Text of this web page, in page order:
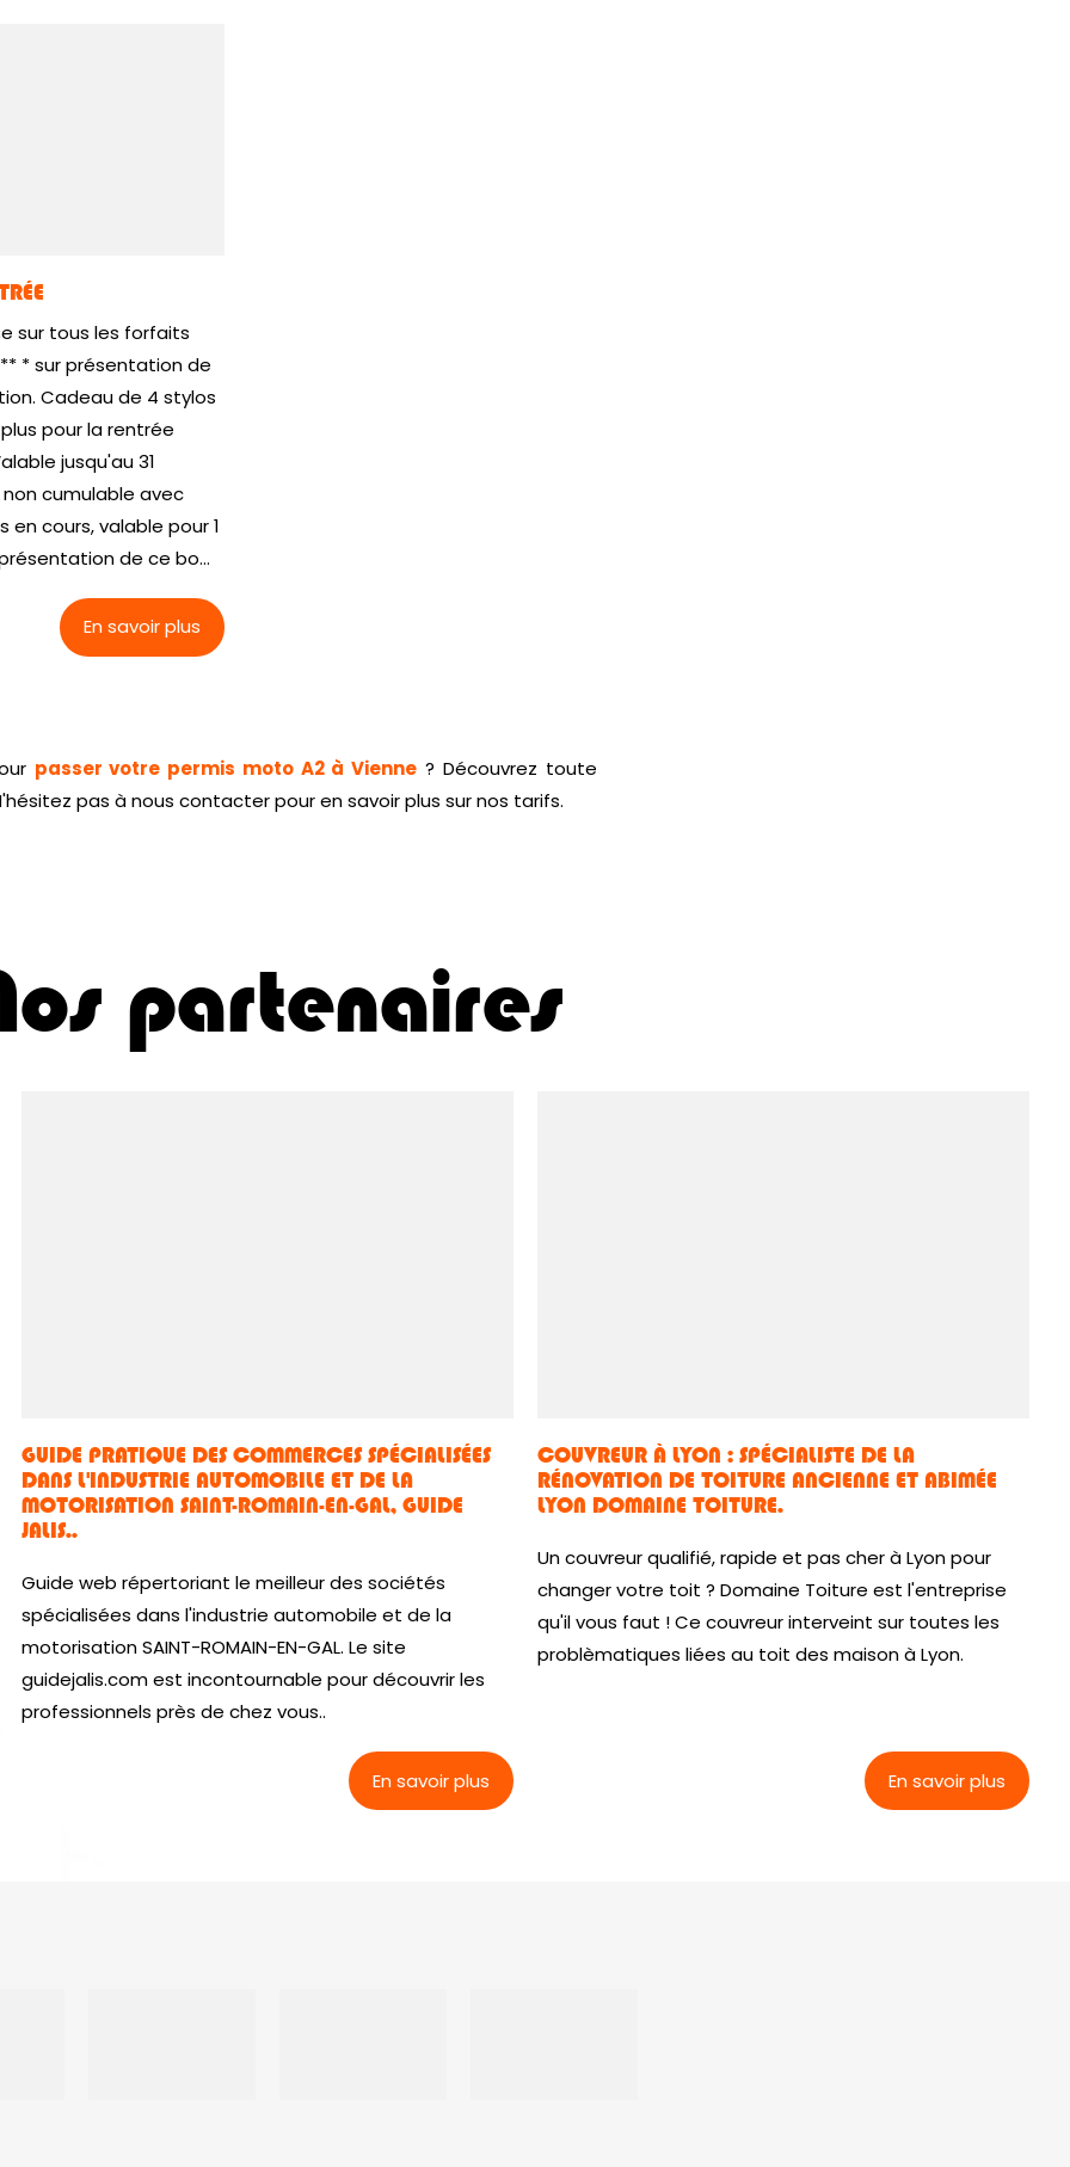
sur tous les forfaits
* sur présentation de
Cadeau de 4 stylos
pour la rentrée
jusqu'au 31
cumulable avec
en cours, valable pour 1
de ce bo...
En savoir plus
passer votre permis moto A2 à Vienne ? Découvrez toute
pas à nous contacter pour en savoir plus sur nos tarifs.
partenaires
GUIDE PRATIQUE DES COMMERCES SPÉCIALISÉES
DANS L'INDUSTRIE AUTOMOBILE ET DE LA
MOTORISATION SAINT-ROMAIN-EN-GAL, GUIDE
JALIS..
Guide web répertoriant le meilleur des sociétés
spécialisées dans l'industrie automobile et de la
motorisation SAINT-ROMAIN-EN-GAL. Le site
guidejalis.com est incontournable pour découvrir les
professionnels près de chez vous..
En savoir plus
COUVREUR À LYON : SPÉCIALISTE DE LA
RÉNOVATION DE TOITURE ANCIENNE ET ABIMÉE
LYON DOMAINE TOITURE.
Un couvreur qualifié, rapide et pas cher à Lyon pour
changer votre toit ? Domaine Toiture est l'entreprise
qu'il vous faut ! Ce couvreur interveint sur toutes les
problèmatiques liées au toit des maison à Lyon.
En savoir plus